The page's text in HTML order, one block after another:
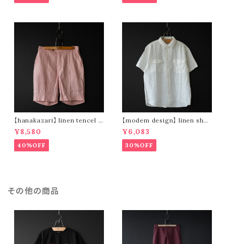
【hanakazari】 linen tencel s
hort pants (pink)
¥8,580
40%OFF
【modem design】 linen shor
t sleeve shirt (white)
¥6,083
30%OFF
その他の商品